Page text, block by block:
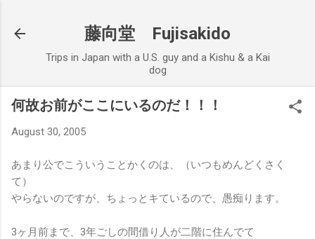
藤向堂 Fujisakido
Trips in Japan with a U.S. guy and a Kishu & a Kai
dog
何故お前がここにいるのだ！！！
August 30, 2005
あまり公でこういうことかくのは、（いつもめんどくさく
て）
やらないのですが、ちょっとキているので、愚痴ります。
3ヶ月前まで、3年ごしの間借り人が二階に住んでて